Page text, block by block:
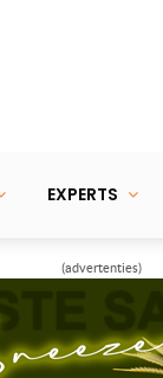
EXPERTS
(advertenties)